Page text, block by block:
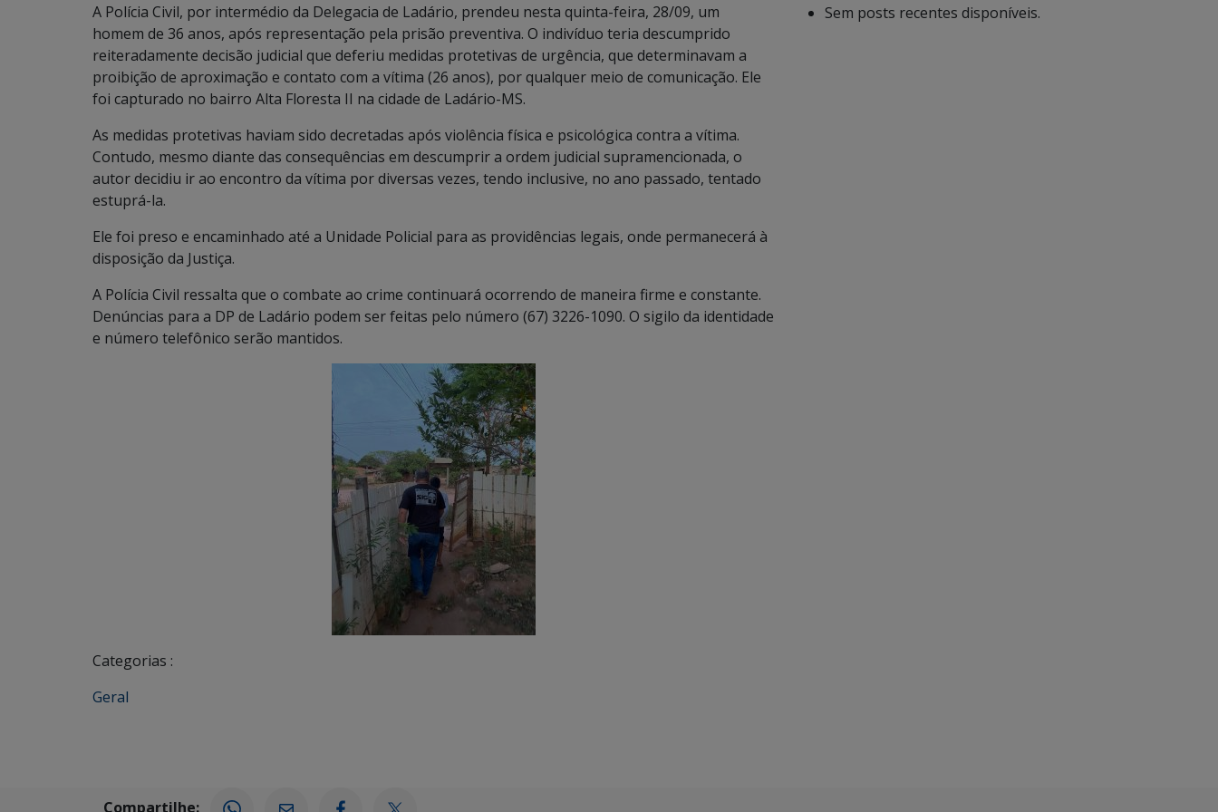
A Polícia Civil, por intermédio da Delegacia de Ladário, prendeu nesta quinta-feira, 28/09, um
homem de 36 anos, após representação pela prisão preventiva. O indivíduo teria descumprido
reiteradamente decisão judicial que deferiu medidas protetivas de urgência, que determinavam a
proibição de aproximação e contato com a vítima (26 anos), por qualquer meio de comunicação. Ele
foi capturado no bairro Alta Floresta II na cidade de Ladário-MS.
As medidas protetivas haviam sido decretadas após violência física e psicológica contra a vítima.
Contudo, mesmo diante das consequências em descumprir a ordem judicial supramencionada, o
autor decidiu ir ao encontro da vítima por diversas vezes, tendo inclusive, no ano passado, tentado
estuprá-la.
Ele foi preso e encaminhado até a Unidade Policial para as providências legais, onde permanecerá à
disposição da Justiça.
A Polícia Civil ressalta que o combate ao crime continuará ocorrendo de maneira firme e constante.
Denúncias para a DP de Ladário podem ser feitas pelo número (67) 3226-1090. O sigilo da identidade
e número telefônico serão mantidos.
Categorias :
Geral
Sem posts recentes disponíveis.
Compartilhe: